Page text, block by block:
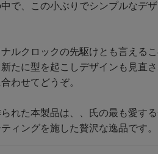
で、この小ぶりでシンプルなデ
ルクロックの先駆けとも言える
たに型を起こしデザインも見直さ
わせてどうぞ。
れた本製品は、、氏の最も愛す
ィングを施した贅沢な逸品です。